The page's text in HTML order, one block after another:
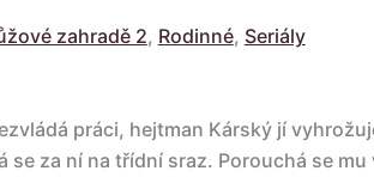
zahradě 2, Rodinné, Seriály
práci, hejtman Kárský jí
se za ní na třídní sraz. Porouchá se